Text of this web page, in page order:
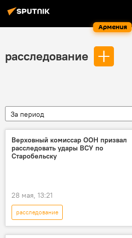
Армения
расследование
За период
Верховный комиссар ООН призвал
расследовать удары ВСУ по
Старобельску
28 мая, 13:21
расследование
Защита Донбасса. Спецоперация РФ на